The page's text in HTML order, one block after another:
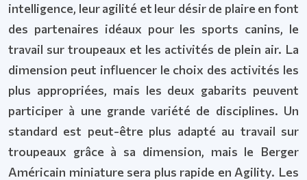
intelligence, leur agilité et leur désir de plaire en font
des partenaires idéaux pour les sports canins, le
travail sur troupeaux et les activités de plein air. La
dimension peut influencer le choix des activités les
plus appropriées, mais les deux gabarits peuvent
participer à une grande variété de disciplines. Un
standard est peut-être plus adapté au travail sur
troupeaux grâce à sa dimension, mais le Berger
Américain miniature sera plus rapide en Agility. Les